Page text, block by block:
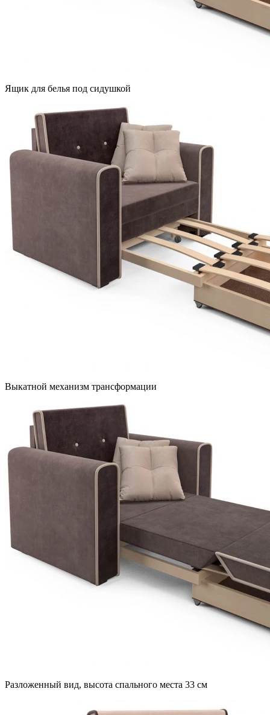
Ящик для белья под сидушкой
Выкатной механизм трансформации
Разложенный вид, высота спального места 33 см